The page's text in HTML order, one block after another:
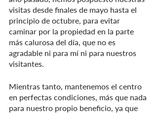
visitas desde finales de mayo hasta el
principio de octubre, para evitar
caminar por la propiedad en la parte
más calurosa del día, que no es
agradable ni para mí ni para nuestros
visitantes.
Mientras tanto, mantenemos el centro
en perfectas condiciones, más que nada
para nuestro propio beneficio, ya que